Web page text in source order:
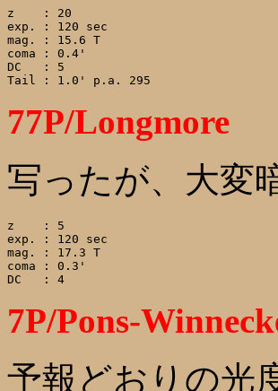
z    : 20
exp. : 120 sec
mag. : 15.6 T
coma : 0.4'
DC   : 5
77P/Longmore
写ったが、大変
z    : 5
exp. : 120 sec
mag. : 17.3 T
coma : 0.3'
7P/Pons-
予報どおりの光